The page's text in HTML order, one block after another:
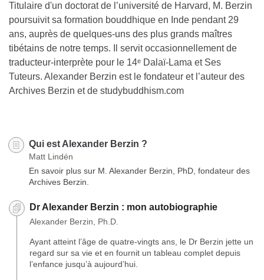
Titulaire d'un doctorat de l’université de Harvard, M. Berzin
poursuivit sa formation bouddhique en Inde pendant 29
ans, auprès de quelques-uns des plus grands maîtres
tibétains de notre temps. Il servit occasionnellement de
traducteur-interprète pour le 14ᵉ Dalaï-Lama et Ses
Tuteurs. Alexander Berzin est le fondateur et l’auteur des
Archives Berzin et de studybuddhism.com
Qui est Alexander Berzin ?
Matt Lindén
En savoir plus sur M. Alexander Berzin, PhD, fondateur des
Archives Berzin.
Dr Alexander Berzin : mon autobiographie
Alexander Berzin, Ph.D.
Ayant atteint l’âge de quatre-vingts ans, le Dr Berzin jette un
regard sur sa vie et en fournit un tableau complet depuis
l’enfance jusqu’à aujourd’hui.